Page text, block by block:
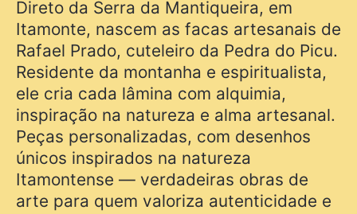
Direto da Serra da Mantiqueira, em
Itamonte, nascem as facas artesanais de
Rafael Prado, cuteleiro da Pedra do Picu.
Residente da montanha e espiritualista,
ele cria cada lâmina com alquimia,
inspiração na natureza e alma artesanal.
Peças personalizadas, com desenhos
únicos inspirados na natureza
Itamontense — verdadeiras obras de
arte para quem valoriza autenticidade e